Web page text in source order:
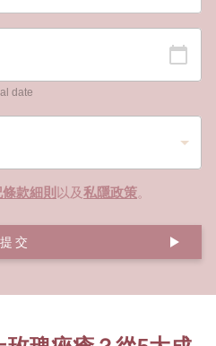
date
款細則 以及私隱政策。
提交